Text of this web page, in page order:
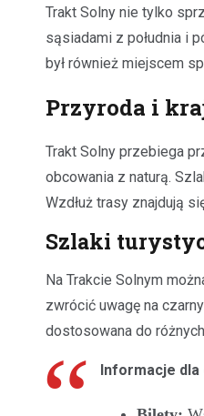
Trakt Solny nie tylko
sąsiadami z południa i
był również miejscem
Przyroda i
Trakt Solny przebiega
obcowania z naturą.
Wzdłuż trasy znajdują
Szlaki
Na Trakcie Solnym
zwrócić uwagę na
dostosowana do
Informacje dla